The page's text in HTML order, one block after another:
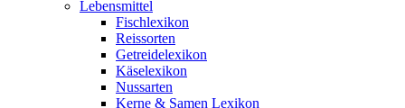
Lebensmittel
Fischlexikon
Reissorten
Getreidelexikon
Käselexikon
Nussarten
Kerne & Samen Lexikon